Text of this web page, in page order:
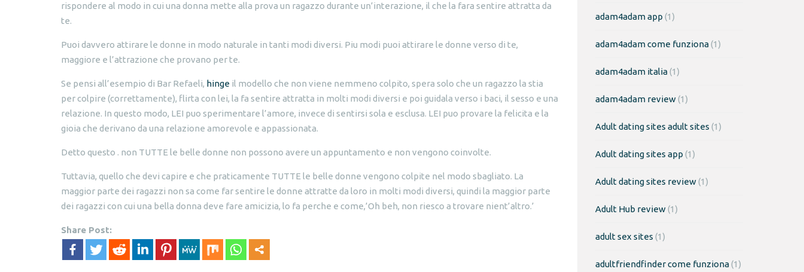
rispondere al modo in cui una donna mette alla prova un ragazzo durante un’interazione, il che la fara sentire attratta da
te.
Puoi davvero attirare le donne in modo naturale in tanti modi diversi. Piu modi puoi attirare le donne verso di te,
maggiore e l’attrazione che provano per te.
Se pensi all’esempio di Bar Refaeli, hinge il modello che non viene nemmeno colpito, spera solo che un ragazzo la stia
per colpire (correttamente), flirta con lei, la fa sentire attratta in molti modi diversi e poi guidala verso i baci, il sesso e una
relazione. In questo modo, LEI puo sperimentare l’amore, invece di sentirsi sola e esclusa. LEI puo provare la felicita e la
gioia che derivano da una relazione amorevole e appassionata.
Detto questo . non TUTTE le belle donne non possono avere un appuntamento e non vengono coinvolte.
Tuttavia, quello che devi capire e che praticamente TUTTE le belle donne vengono colpite nel modo sbagliato. La
maggior parte dei ragazzi non sa come far sentire le donne attratte da loro in molti modi diversi, quindi la maggior parte
dei ragazzi con cui una bella donna deve fare amicizia, lo fa perche e come,’Oh beh, non riesco a trovare nient’altro.’
Share Post:
adam4adam app (1)
adam4adam come funziona(1)
adam4adam italia(1)
adam4adam review(1)
Adult dating sites adult sites (1)
Adult dating sites app (1)
Adult dating sites review(1)
Adult Hub review(1)
adult sex sites (1)
adultfriendfinder come funziona(1)